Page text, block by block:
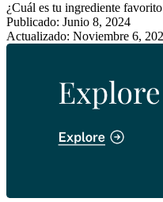
¿Cuál es tu ingrediente
Publicado: Junio 8, 2024
Actualizado: Noviembre 6,